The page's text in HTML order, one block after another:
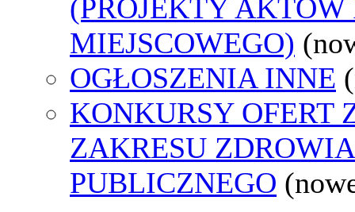
(PROJEKTY AKTÓW
MIEJSCOWEGO)
OGŁOSZENIA INNE
KONKURSY OFERT
ZAKRESU ZDROWIA
PUBLICZNEGO